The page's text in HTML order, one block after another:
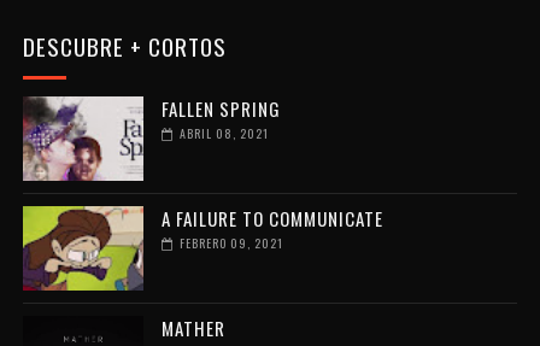
DESCUBRE + CORTOS
FALLEN SPRING
ABRIL 08, 2021
A FAILURE TO COMMUNICATE
FEBRERO 09, 2021
MATHER